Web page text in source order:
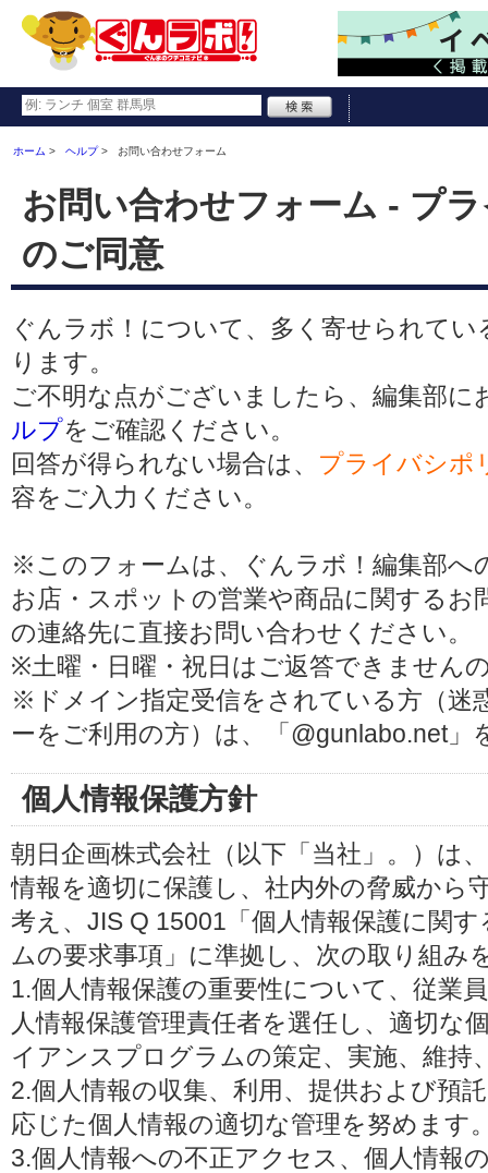
ホーム ヘルプ お問い合わせフォーム
お問い合わせフォーム - プ
のご同意
ぐんラボ！について、多く寄せられてい
ります。
ご不明な点がございましたら、編集部
ルプをご確認ください。
回答が得られない場合は、 プライバシポ
容をご入力ください。
※このフォームは、ぐんラボ！編集部へ
お店・スポットの営業や商品に関する
の連絡先に直接お問い合わせください。
※土曜・日曜・祝日はご返答できません
※ドメイン指定受信をされている方（迷
ーをご利用の方）は、「@gunlabo.net」
個人情報保護方針
朝日企画株式会社（以下「当社」。）は
情報を適切に保護し、社内外の脅威から
考え、JIS Q 15001「個人情報保護に関
ムの要求事項」に準拠し、次の取り組み
1.個人情報保護の重要性について、従業
人情報保護管理責任者を選任し、適切な
イアンスプログラムの策定、実施、維持
2.個人情報の収集、利用、提供および預
応じた個人情報の適切な管理を努めます
3.個人情報への不正アクセス、個人情報